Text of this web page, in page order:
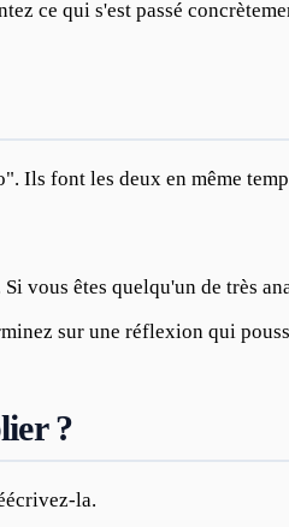
ce qui s'est passé
Ils font les deux en même
vous êtes quelqu'un de très
sur une réflexion qui
?
la.